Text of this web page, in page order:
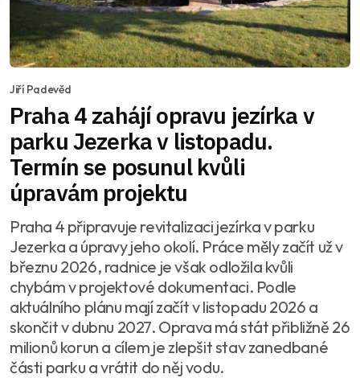
Jiří Padevěd
Praha 4 zahájí opravu jezírka v
parku Jezerka v listopadu.
Termín se posunul kvůli
úpravám projektu
Praha 4 připravuje revitalizaci jezírka v parku
Jezerka a úpravy jeho okolí. Práce měly začít už v
březnu 2026, radnice je však odložila kvůli
chybám v projektové dokumentaci. Podle
aktuálního plánu mají začít v listopadu 2026 a
skončit v dubnu 2027. Oprava má stát přibližně 26
milionů korun a cílem je zlepšit stav zanedbané
části parku a vrátit do něj vodu.